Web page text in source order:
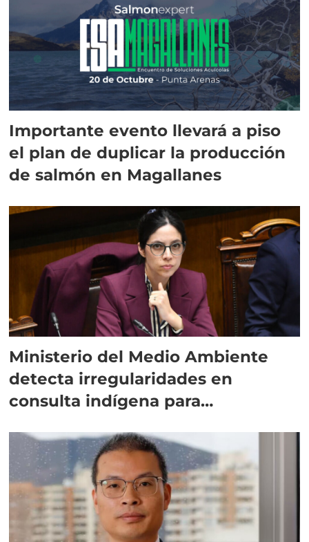
Importante evento llevará a piso
el plan de duplicar la producción
de salmón en Magallanes
Ministerio del Medio Ambiente
detecta irregularidades en
consulta indígena para